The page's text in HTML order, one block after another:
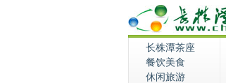
长株潭茶座
餐饮美食
休闲旅游